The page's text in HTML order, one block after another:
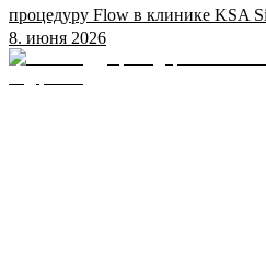
процедуру Flow в клинике KSA
8. июня 2026